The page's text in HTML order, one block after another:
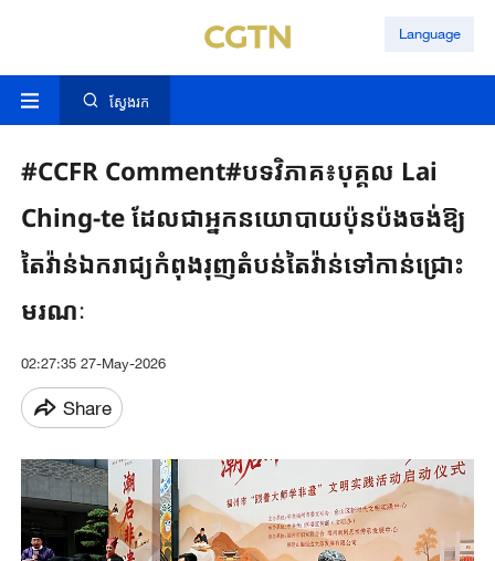
Language
ស្វែងរក
#CCFR ​Comment#បទវិភាគ​៖​បុគ្គល ​Lai ​
Ching-te ​​​ដែលជា​អ្នក​នយោបាយ​ប៉ុនប៉ង​ចង់​ឱ្យ​
តៃ​វ៉ាន់​ឯករាជ្យ​កំពុងរុញ​តំបន់​តៃវ៉ាន់​ទៅកាន់​ជ្រោះ
មរណៈ​
02:27:35 27-May-2026
Share